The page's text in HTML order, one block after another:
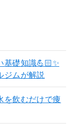
基礎知識💪🏻✨
ジムが解説
を飲むだけで痩